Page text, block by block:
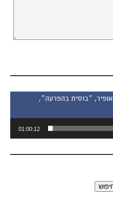
פרסי אופיר, ״בוסית בהפרעה״,
01:00:12